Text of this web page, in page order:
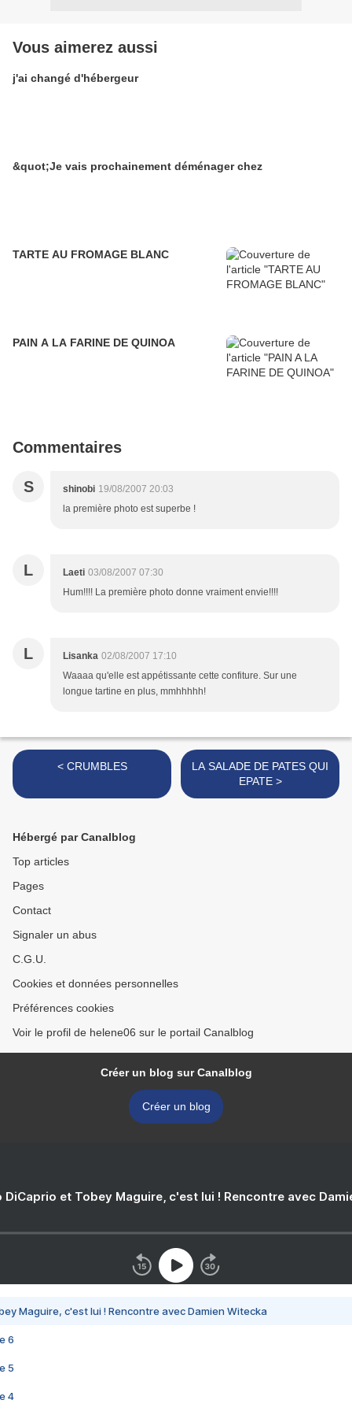
Vous aimerez aussi
j'ai changé d'hébergeur
&quot;Je vais prochainement déménager chez
TARTE AU FROMAGE BLANC
PAIN A LA FARINE DE QUINOA
Commentaires
S shinobi 19/08/2007 20:03
la première photo est superbe !
L Laeti 03/08/2007 07:30
Hum!!!! La première photo donne vraiment envie!!!!
L Lisanka 02/08/2007 17:10
Waaaa qu'elle est appétissante cette confiture. Sur une
longue tartine en plus, mmhhhhh!
< CRUMBLES
LA SALADE DE PATES QUI
EPATE >
Hébergé par Canalblog
Top articles
Pages
Contact
Signaler un abus
C.G.U.
Cookies et données personnelles
Préférences cookies
Voir le profil de helene06 sur le portail Canalblog
Créer un blog sur Canalblog
Créer un blog
DiCaprio et Tobey Maguire, c'est lui ! Rencontre avec
Maguire, c'est lui ! Rencontre avec Damien Witecka
6
5
4